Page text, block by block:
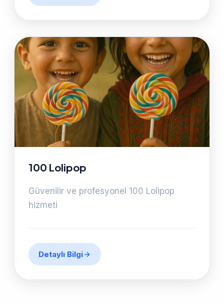
100 Lolipop
Güvenilir ve profesyonel 100 Lolipop
hizmeti
Detaylı Bilgi